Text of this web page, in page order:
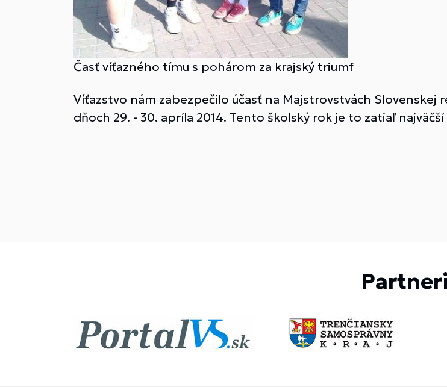
Časť víťazného tímu s pohárom za krajský triumf
Víťazstvo nám zabezpečilo účasť na Majstrovstvách Slovenskej
dňoch 29. - 30. apríla 2014. Tento školský rok je to zatiaľ
Partneri